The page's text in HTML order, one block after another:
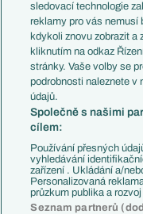
24.05.2011 12:00
Gamba Osaka (JPN)
24.05.2011
Sepahan FC (IRN)
24.05.2011 20:05
Al Ittihad FC (KSA)
sledovací technologie
reklamy pro vás nemusí
kdykoli znovu zobrazit
kliknutím na odkaz
stránky. Vaše volby se
podrobnosti naleznete v
údajů.
Společně s našimi
cílem:
Používání přesných
vyhledávání
zařízení . Ukládání a/
Personalizovaná
průzkum publika a
Seznam partnerů